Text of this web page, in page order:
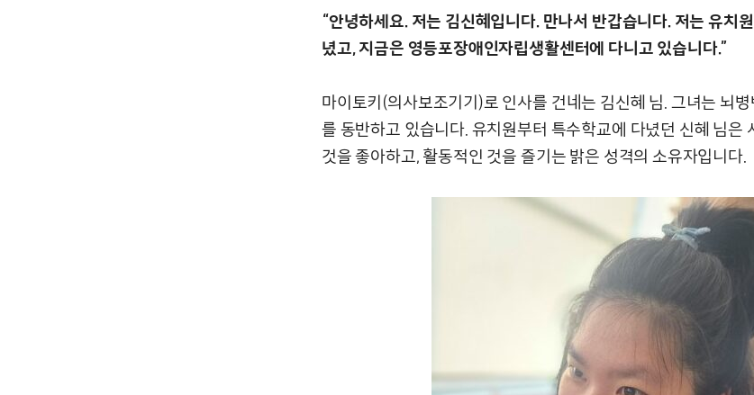
“안녕하세요. 저는 김신혜입니다. 만나서 반갑습니다. 저는 유치
녔고, 지금은 영등포장애인자립생활센터에 다니고 있습니다.”
마이토키(의사보조기기)로 인사를 건네는 김신혜 님. 그녀는 뇌
를 동반하고 있습니다. 유치원부터 특수학교에 다녔던 신혜 님은
것을 좋아하고, 활동적인 것을 즐기는 밝은 성격의 소유자입니다.